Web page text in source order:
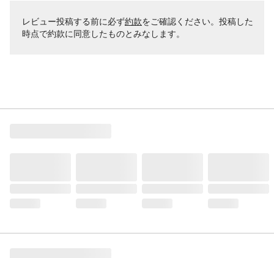
レビュー投稿する前に必ず約款をご確認ください。投稿した
時点で約款に同意したものとみなします。